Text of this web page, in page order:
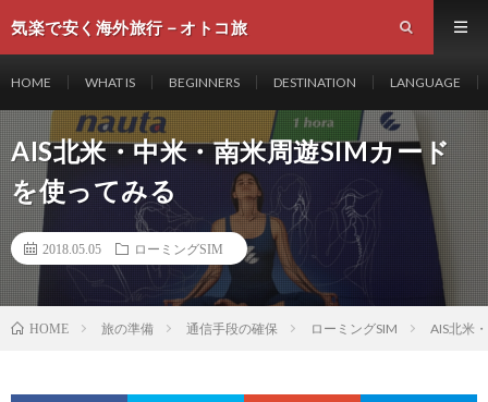
気楽で安く海外旅行－オトコ旅
HOME WHAT IS BEGINNERS DESTINATION LANGUAGE
AIS北米・中米・南米周遊SIMカード
を使ってみる
2018.05.05 ローミングSIM
HOME 旅の準備 通信手段の確保 ローミングSIM AIS北米